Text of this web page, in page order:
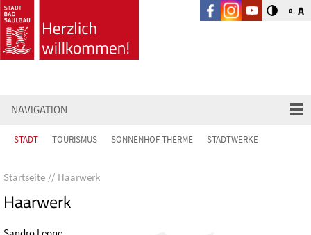
A A
NAVIGATION
STADT TOURISMUS SONNENHOF-THERME STADTWERKE
Startseite Haarwerk
Haarwerk
Sandro Leone